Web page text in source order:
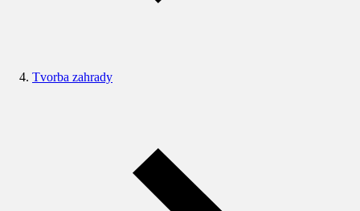
Tvorba zahrady